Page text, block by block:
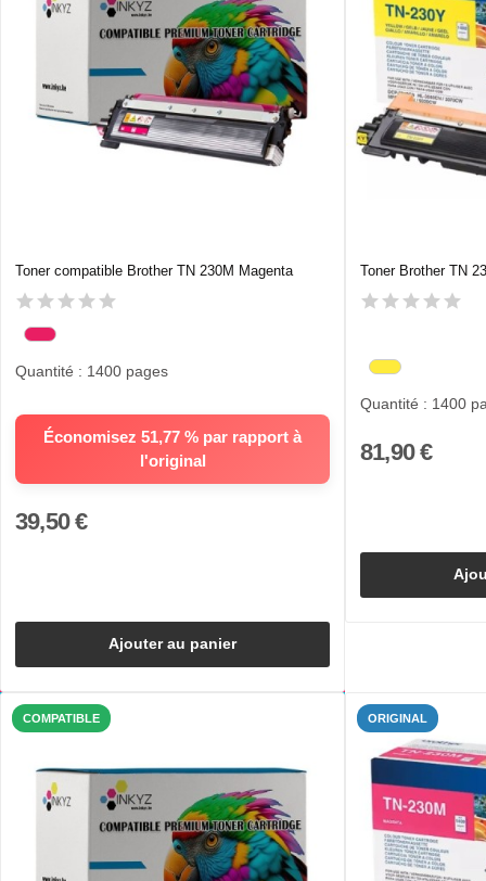
Toner compatible Brother TN 230M Magenta
Économisez 51,77 % par rapport à
l'original
Quantité : 1400 pages
39,50 €
Ajouter au panier
Toner Brother TN
Quantité : 1400
81,90 €
COMPATIBLE ORIGINAL